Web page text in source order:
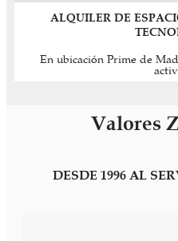
ALQUILER DE
En ubicación Prime de
Valores
DESDE 1996 AL